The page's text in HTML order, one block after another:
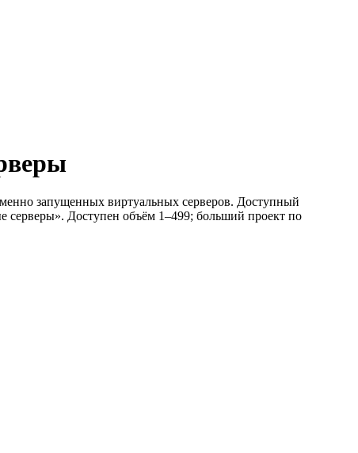
запущенных виртуальных серверов. Доступный
серверы». Доступен объём 1–499; больший проект по